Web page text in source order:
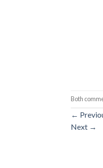
Both
←
Next →